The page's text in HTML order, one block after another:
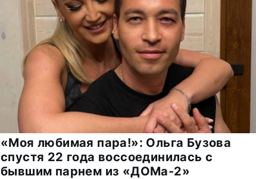
«Моя любимая пара!»: Ольга Бузова
спустя 22 года воссоединилась с
бывшим парнем из «ДОМа-2»